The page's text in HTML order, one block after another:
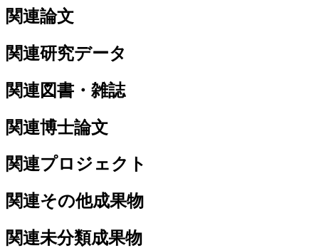
関連論文
関連研究データ
関連図書・雑誌
関連博士論文
関連プロジェクト
関連その他成果物
関連未分類成果物